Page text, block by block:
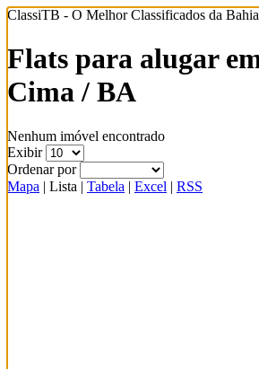
ClassiTB - O Melhor Classificados da
Flats para alugar
Cima / BA
Nenhum imóvel encontrado
Exibir
Ordenar por
Mapa | Lista | Tabela | Excel | RSS